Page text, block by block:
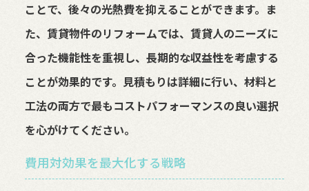
ことで、後々の光熱費を抑えることができます。ま
た、賃貸物件のリフォームでは、賃貸人のニーズに
合った機能性を重視し、長期的な収益性を考慮する
ことが効果的です。見積もりは詳細に行い、材料と
工法の両方で最もコストパフォーマンスの良い選択
を心がけてください。
費用対効果を最大化する戦略